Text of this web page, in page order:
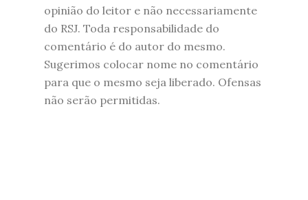
opinião do leitor e não necessariamente
do RSJ. Toda responsabilidade do
comentário é do autor do mesmo.
Sugerimos colocar nome no comentário
para que o mesmo seja liberado. Ofensas
não serão permitidas.